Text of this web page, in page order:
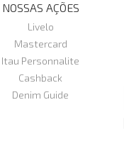
NOSSAS AÇÕES
Livelo
Mastercard
Itau Personnalite
Cashback
Denim Guide